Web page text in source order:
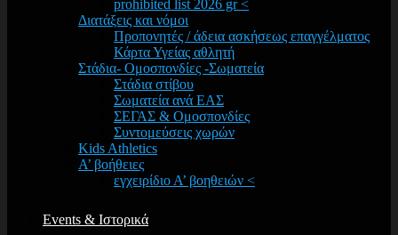
prohibited list 2026 gr <
Διατάξεις και νόμοι
Προπονητές / άδεια ασκήσεως επαγγέλματος
Κάρτα Υγείας αθλητή
Στάδια- Ομοσπονδίες -Σωματεία
Στάδια στίβου
Σωματεία ανά ΕΑΣ
ΣΕΓΑΣ & Ομοσπονδίες
Συντομεύσεις χωρών
Kids Athletics
Α’ βοήθειες
εγχειρίδιο Α’ βοηθειών <
Events & Ιστορικά